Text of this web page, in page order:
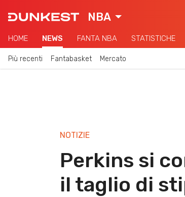
NBA
HOME NEWS FANTA NBA STATISTICHE
Più recenti Fantabasket Mercato
NOTIZIE
Perkins si
il taglio di